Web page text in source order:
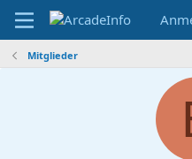
Mitglieder